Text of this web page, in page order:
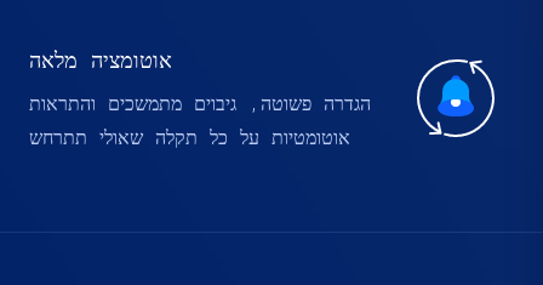
אוטומציה מלאה
הגדרה פשוטה, גיבוים מתמשכים והתראות
אוטומטיות על כל תקלה שאולי תתרחש